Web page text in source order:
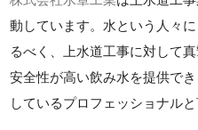
動しています。水という人々
るべく、上水道工事に対して
安全性が高い飲み水を提供で
しているプロフェッショナルと